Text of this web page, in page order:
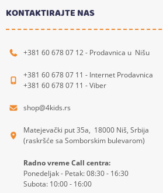
KONTAKTIRAJTE NAS
+381 60 678 07 12 - Prodavnica u Nišu
+381 60 678 07 11 - Internet Prodavnica
+381 60 678 07 11 - Viber
shop@4kids.rs
Matejevački put 35a, 18000 Niš, Srbija
(raskršće sa Somborskim bulevarom)
Radno vreme Call centra:
Ponedeljak - Petak: 08:30 - 16:30
Subota: 10:00 - 16:00